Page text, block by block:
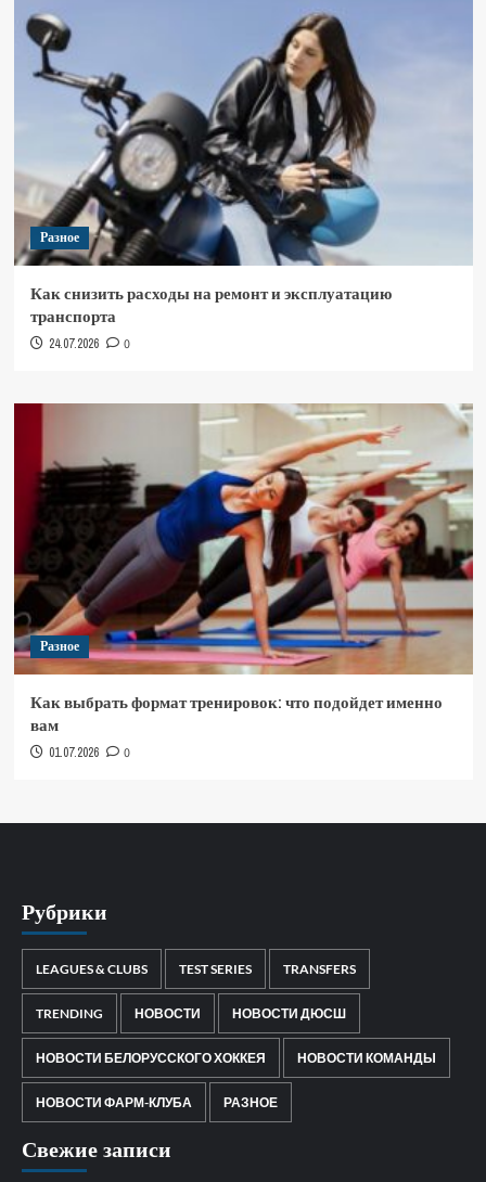
Разное
Как снизить расходы на ремонт и эксплуатацию
транспорта
24.07.2026 0
Разное
Как выбрать формат тренировок: что подойдет именно
вам
01.07.2026 0
Рубрики
LEAGUES & CLUBS TEST SERIES TRANSFERS
TRENDING НОВОСТИ НОВОСТИ ДЮСШ
НОВОСТИ БЕЛОРУССКОГО ХОККЕЯ НОВОСТИ КОМАНДЫ
НОВОСТИ ФАРМ-КЛУБА РАЗНОЕ
Свежие записи